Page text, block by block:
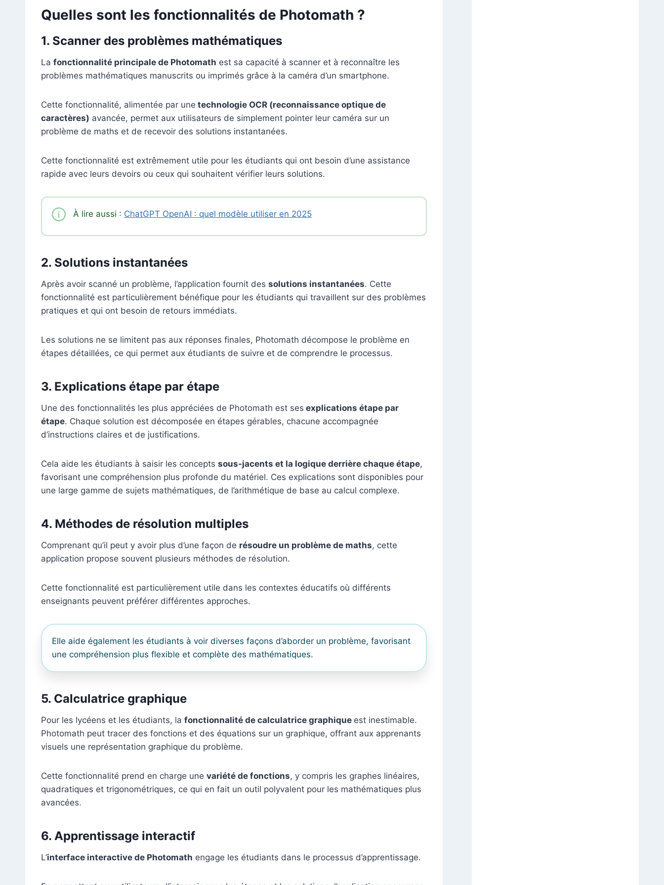
Quelles sont les fonctionnalités de Photomath ?
1. Scanner des problèmes mathématiques
La fonctionnalité principale de Photomath est sa capacité à scanner et à reconnaître les
problèmes mathématiques manuscrits ou imprimés grâce à la caméra d’un smartphone.
Cette fonctionnalité, alimentée par une technologie OCR (reconnaissance optique de
caractères) avancée, permet aux utilisateurs de simplement pointer leur caméra sur un
problème de maths et de recevoir des solutions instantanées.
Cette fonctionnalité est extrêmement utile pour les étudiants qui ont besoin d’une assistance
rapide avec leurs devoirs ou ceux qui souhaitent vérifier leurs solutions.
À lire aussi : ChatGPT OpenAI : quel modèle utiliser en 2025
2. Solutions instantanées
Après avoir scanné un problème, l’application fournit des solutions instantanées. Cette
fonctionnalité est particulièrement bénéfique pour les étudiants qui travaillent sur des problèmes
pratiques et qui ont besoin de retours immédiats.
Les solutions ne se limitent pas aux réponses finales, Photomath décompose le problème en
étapes détaillées, ce qui permet aux étudiants de suivre et de comprendre le processus.
3. Explications étape par étape
Une des fonctionnalités les plus appréciées de Photomath est ses explications étape par
étape. Chaque solution est décomposée en étapes gérables, chacune accompagnée
d’instructions claires et de justifications.
Cela aide les étudiants à saisir les concepts sous-jacents et la logique derrière chaque étape,
favorisant une compréhension plus profonde du matériel. Ces explications sont disponibles pour
une large gamme de sujets mathématiques, de l’arithmétique de base au calcul complexe.
4. Méthodes de résolution multiples
Comprenant qu’il peut y avoir plus d’une façon de résoudre un problème de maths, cette
application propose souvent plusieurs méthodes de résolution.
Cette fonctionnalité est particulièrement utile dans les contextes éducatifs où différents
enseignants peuvent préférer différentes approches.
Elle aide également les étudiants à voir diverses façons d’aborder un problème, favorisant
une compréhension plus flexible et complète des mathématiques.
5. Calculatrice graphique
Pour les lycéens et les étudiants, la fonctionnalité de calculatrice graphique est inestimable.
Photomath peut tracer des fonctions et des équations sur un graphique, offrant aux apprenants
visuels une représentation graphique du problème.
Cette fonctionnalité prend en charge une variété de fonctions, y compris les graphes linéaires,
quadratiques et trigonométriques, ce qui en fait un outil polyvalent pour les mathématiques plus
avancées.
6. Apprentissage interactif
L’interface interactive de Photomath engage les étudiants dans le processus d’apprentissage.